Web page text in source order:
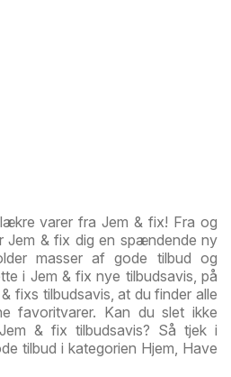
varer fra Jem & fix! Fra og
Jem & fix dig en spændende ny
masser af gode tilbud og
i Jem & fix nye tilbudsavis, på
fixs tilbudsavis, at du finder alle
favoritvarer. Kan du slet ikke
& fix tilbudsavis? Så tjek i
tilbud i kategorien Hjem, Have